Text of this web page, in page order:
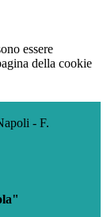
essere
della cookie
- F.